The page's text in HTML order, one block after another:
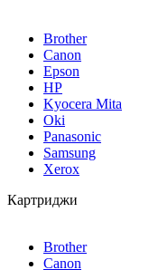
Brother
Canon
Epson
HP
Kyocera Mita
Oki
Panasonic
Samsung
Xerox
Картриджи
Brother
Canon